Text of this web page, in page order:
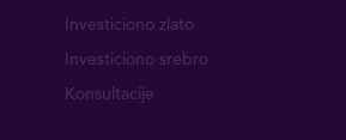
Investiciono zlato
Investiciono srebro
Konsultacije